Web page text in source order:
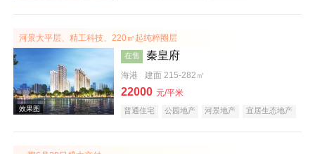
河景大平层、精工科技、220㎡起纯粹圈层
在售 秦皇府
海港 建面 215-282㎡
22000 元/平米
普通住宅 公园地产 河景地产
宜居生态地产